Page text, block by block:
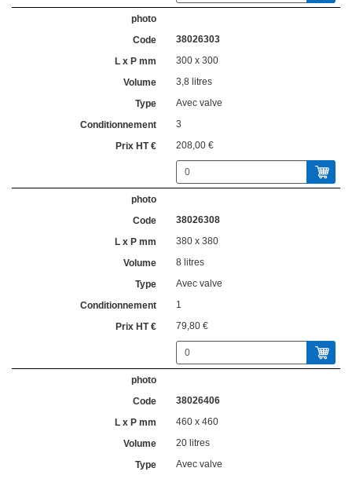
38026303
300 x 300
3,8 litres
Avec valve
3
208,00 €
38026308
380 x 380
8 litres
Avec valve
1
79,80 €
38026406
460 x 460
20 litres
Avec valve